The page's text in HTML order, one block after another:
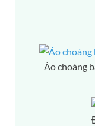
Áo choàng